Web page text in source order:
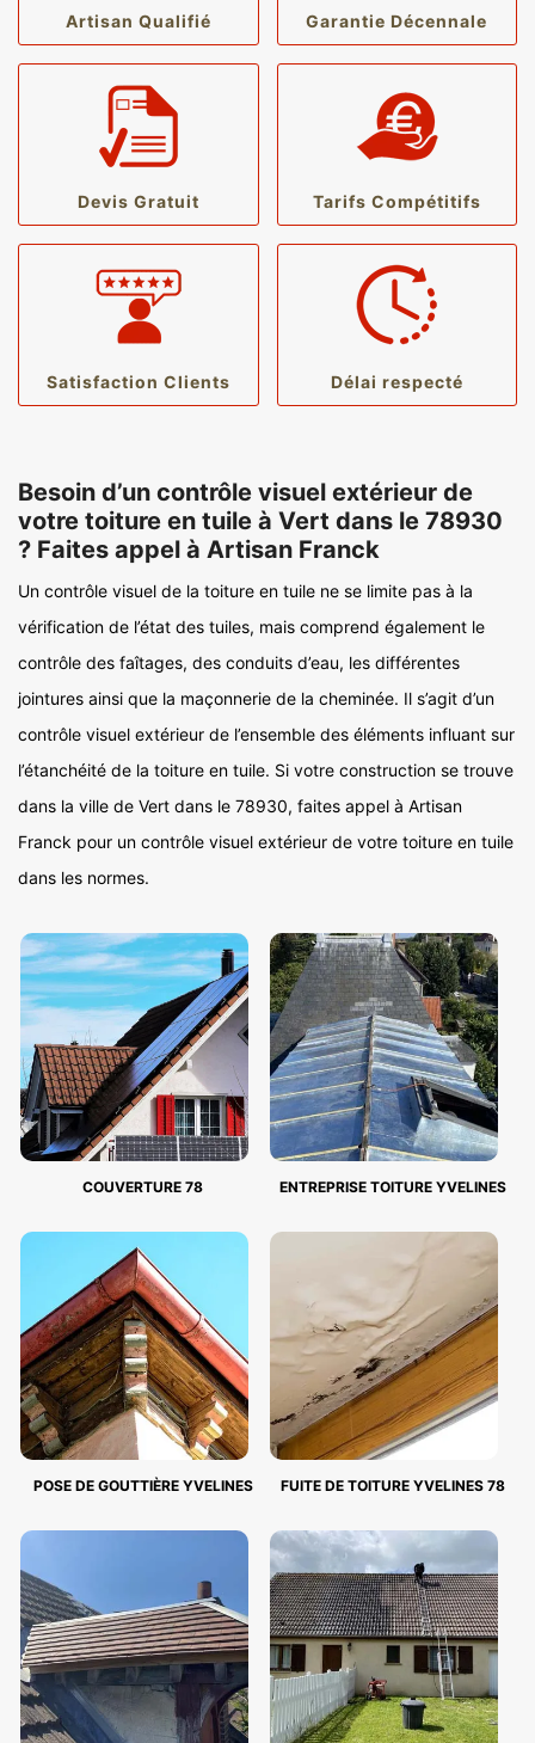
Artisan Qualifié Garantie Décennale
Devis Gratuit Tarifs Compétitifs
Satisfaction Clients Délai respecté
Besoin d’un contrôle visuel extérieur de
votre toiture en tuile à Vert dans le 78930
? Faites appel à Artisan Franck
Un contrôle visuel de la toiture en tuile ne se limite pas à la
vérification de l’état des tuiles, mais comprend également le
contrôle des faîtages, des conduits d’eau, les différentes
jointures ainsi que la maçonnerie de la cheminée. Il s’agit d’un
contrôle visuel extérieur de l’ensemble des éléments influant sur
l’étanchéité de la toiture en tuile. Si votre construction se trouve
dans la ville de Vert dans le 78930, faites appel à Artisan
Franck pour un contrôle visuel extérieur de votre toiture en tuile
dans les normes.
COUVERTURE 78 ENTREPRISE TOITURE YVELINES
POSE DE GOUTTIÈRE YVELINES FUITE DE TOITURE YVELINES 78